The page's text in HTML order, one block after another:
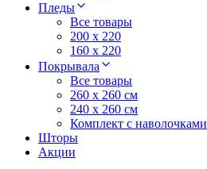
Пледы
Все товары
200 х 220
160 х 220
Покрывала
Все товары
260 x 260 см
240 х 260 см
Комплект с наволочками
Шторы
Акции